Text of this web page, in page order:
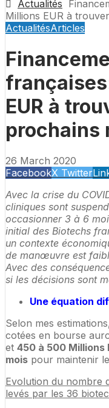
Actualités
Millions EUR à
ActualitésArticles
EUR à
prochains
26 March 2020
FacebookX Twitter
Avec la crise du
cliniques sont
occasionner 3 à 6
initial des Biotechs
un contexte
de manœuvre est
Avec des
si les décisions sont
Une équation
Selon mes
cotées en bourse
et 450 à 500 Millions
mois pour maintenir
Evolution du nombre
levés par les 36